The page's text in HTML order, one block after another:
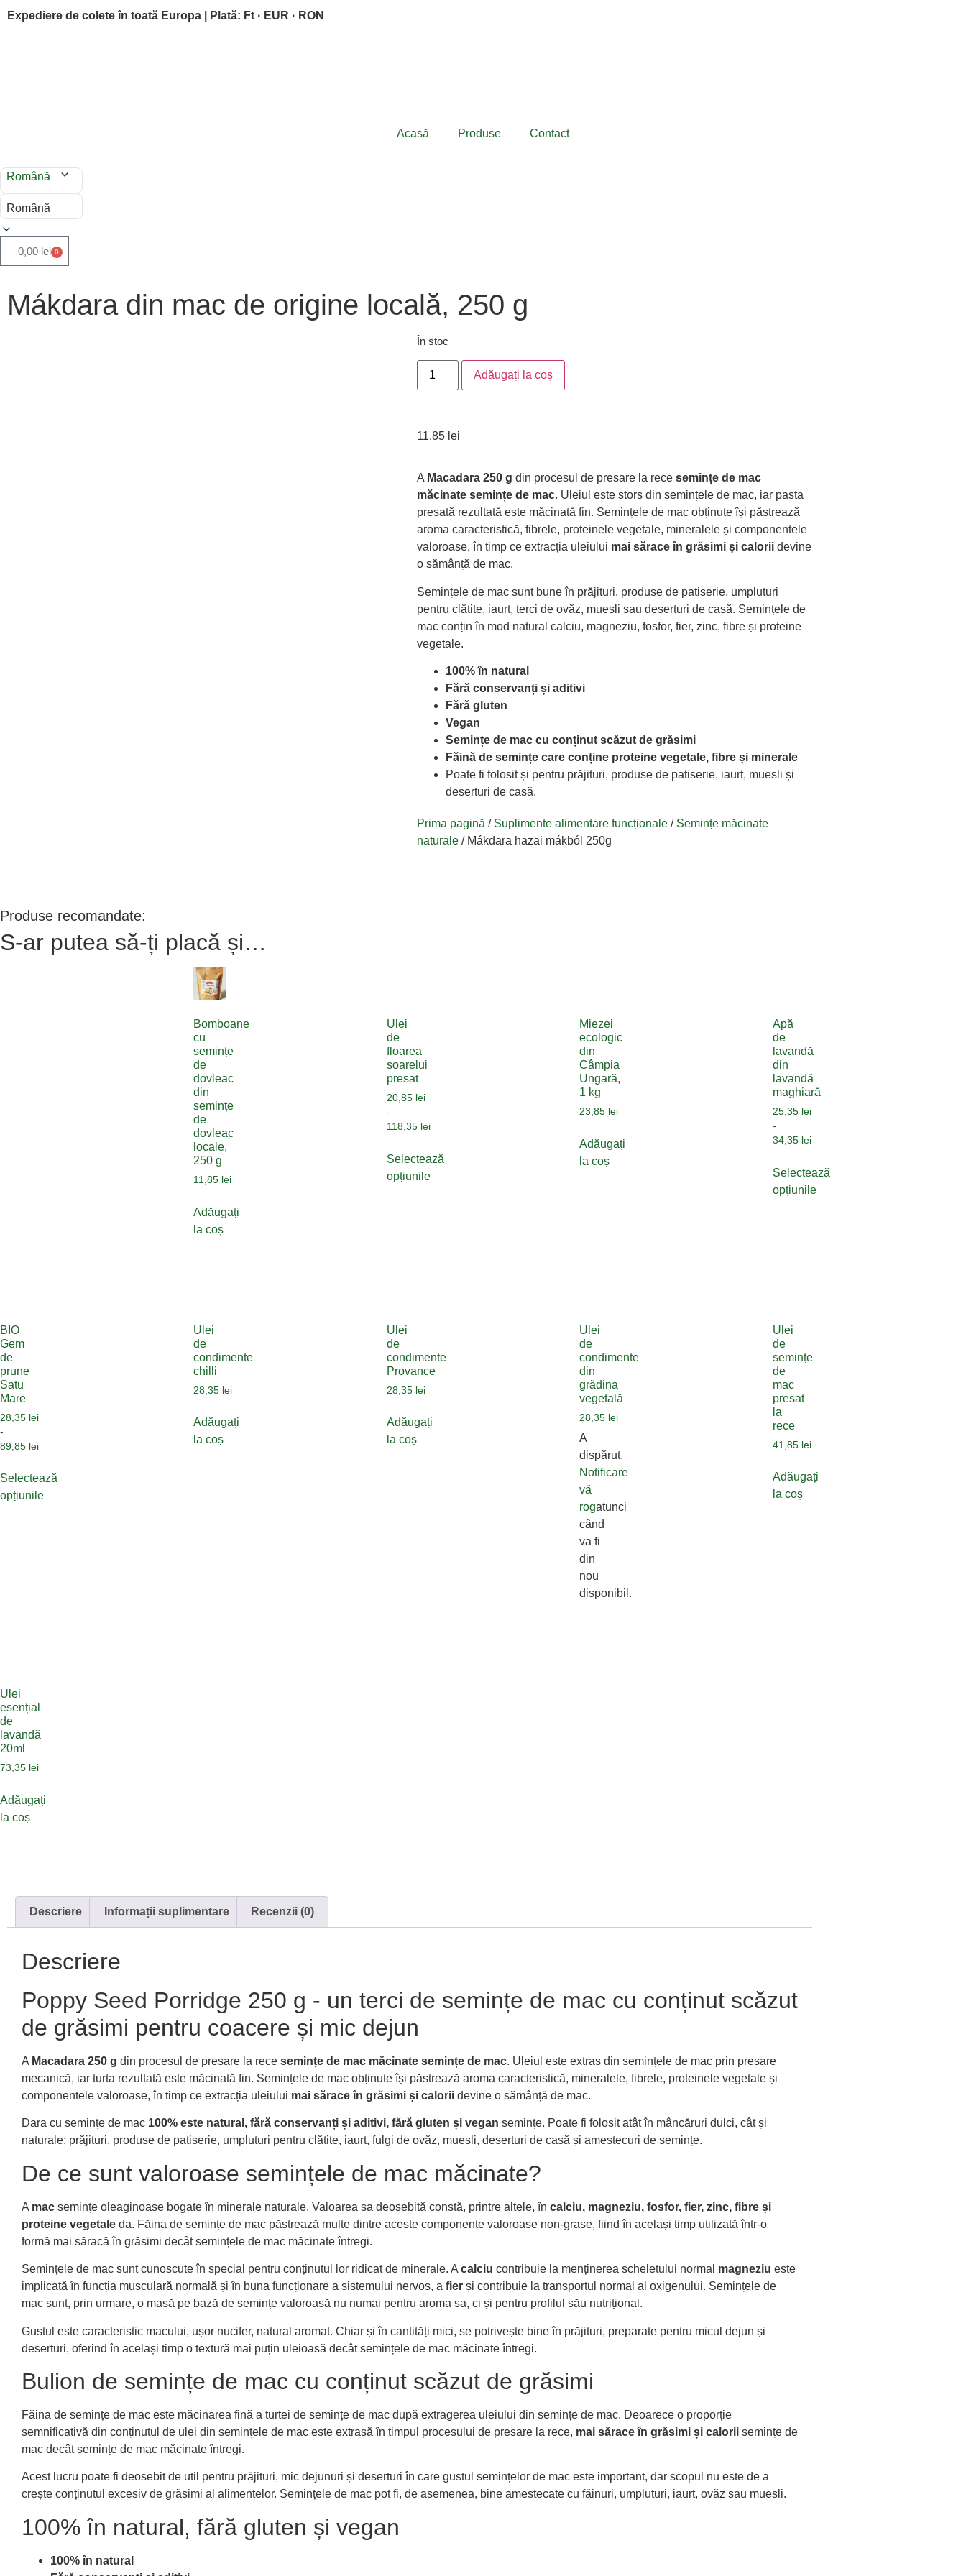
Expediere de colete în toată Europa | Plată: Ft · EUR · RON
Acasă Produse Contact
Română
Română
0,00 lei 0
Mákdara din mac de origine locală, 250 g
În stoc
Adăugați la coș
11,85 lei
A Macadara 250 g din procesul de presare la rece semințe de mac
măcinate semințe de mac. Uleiul este stors din semințele de mac, iar pasta
presată rezultată este măcinată fin. Semințele de mac obținute își păstrează
aroma caracteristică, fibrele, proteinele vegetale, mineralele și componentele
valoroase, în timp ce extracția uleiului mai sărace în grăsimi și calorii devine
o sămânță de mac.
Semințele de mac sunt bune în prăjituri, produse de patiserie, umpluturi
pentru clătite, iaurt, terci de ovăz, muesli sau deserturi de casă. Semințele de
mac conțin în mod natural calciu, magneziu, fosfor, fier, zinc, fibre și proteine
vegetale.
100% în natural
Fără conservanți și aditivi
Fără gluten
Vegan
Semințe de mac cu conținut scăzut de grăsimi
Făină de semințe care conține proteine vegetale, fibre și minerale
Poate fi folosit și pentru prăjituri, produse de patiserie, iaurt, muesli și
deserturi de casă.
Prima pagină / Suplimente alimentare funcționale / Semințe măcinate
naturale / Mákdara hazai mákból 250g
Produse recomandate:
S-ar putea să-ți placă și…
Bomboane
cu
semințe
de
dovleac
din
semințe
de
dovleac
locale,
250 g
11,85 lei
Adăugați
la coș
Ulei
de
floarea
soarelui
presat
20,85 lei
-
118,35 lei
Selectează
opțiunile
Miezei
ecologic
din
Câmpia
Ungară,
1 kg
23,85 lei
Adăugați
la coș
Apă
de
lavandă
din
lavandă
maghiară
25,35 lei
-
34,35 lei
Selectează
opțiunile
BIO
Gem
de
prune
Satu
Mare
28,35 lei
-
89,85 lei
Selectează
opțiunile
Ulei
de
condimente
chilli
28,35 lei
Adăugați
la coș
Ulei
de
condimente
Provance
28,35 lei
Adăugați
la coș
Ulei
de
condimente
din
grădina
vegetală
28,35 lei
A
dispărut.
Notificare
vă
rogatunci
când
va fi
din
nou
disponibil.
Ulei
de
semințe
de
mac
presat
la
rece
41,85 lei
Adăugați
la coș
Ulei
esențial
de
lavandă
20ml
73,35 lei
Adăugați
la coș
Descriere Informații suplimentare Recenzii (0)
Descriere
Poppy Seed Porridge 250 g - un terci de semințe de mac cu conținut scăzut
de grăsimi pentru coacere și mic dejun
A Macadara 250 g din procesul de presare la rece semințe de mac măcinate semințe de mac. Uleiul este extras din semințele de mac prin presare
mecanică, iar turta rezultată este măcinată fin. Semințele de mac obținute își păstrează aroma caracteristică, mineralele, fibrele, proteinele vegetale și
componentele valoroase, în timp ce extracția uleiului mai sărace în grăsimi și calorii devine o sămânță de mac.
Dara cu semințe de mac 100% este natural, fără conservanți și aditivi, fără gluten și vegan semințe. Poate fi folosit atât în mâncăruri dulci, cât și
naturale: prăjituri, produse de patiserie, umpluturi pentru clătite, iaurt, fulgi de ovăz, muesli, deserturi de casă și amestecuri de semințe.
De ce sunt valoroase semințele de mac măcinate?
A mac semințe oleaginoase bogate în minerale naturale. Valoarea sa deosebită constă, printre altele, în calciu, magneziu, fosfor, fier, zinc, fibre și
proteine vegetale da. Făina de semințe de mac păstrează multe dintre aceste componente valoroase non-grase, fiind în același timp utilizată într-o
formă mai săracă în grăsimi decât semințele de mac măcinate întregi.
Semințele de mac sunt cunoscute în special pentru conținutul lor ridicat de minerale. A calciu contribuie la menținerea scheletului normal magneziu este
implicată în funcția musculară normală și în buna funcționare a sistemului nervos, a fier și contribuie la transportul normal al oxigenului. Semințele de
mac sunt, prin urmare, o masă pe bază de semințe valoroasă nu numai pentru aroma sa, ci și pentru profilul său nutrițional.
Gustul este caracteristic macului, ușor nucifer, natural aromat. Chiar și în cantități mici, se potrivește bine în prăjituri, preparate pentru micul dejun și
deserturi, oferind în același timp o textură mai puțin uleioasă decât semințele de mac măcinate întregi.
Bulion de semințe de mac cu conținut scăzut de grăsimi
Făina de semințe de mac este măcinarea fină a turtei de semințe de mac după extragerea uleiului din semințe de mac. Deoarece o proporție
semnificativă din conținutul de ulei din semințele de mac este extrasă în timpul procesului de presare la rece, mai sărace în grăsimi și calorii semințe de
mac decât semințe de mac măcinate întregi.
Acest lucru poate fi deosebit de util pentru prăjituri, mic dejunuri și deserturi în care gustul semințelor de mac este important, dar scopul nu este de a
crește conținutul excesiv de grăsimi al alimentelor. Semințele de mac pot fi, de asemenea, bine amestecate cu făinuri, umpluturi, iaurt, ovăz sau muesli.
100% în natural, fără gluten și vegan
100% în natural